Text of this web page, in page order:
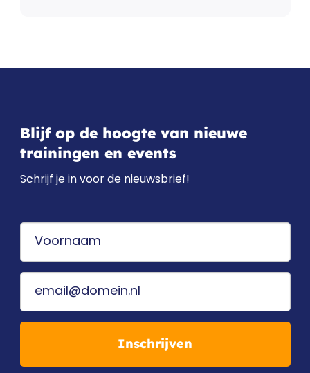
Blijf op de hoogte van nieuwe
trainingen en events
Schrijf je in voor de nieuwsbrief!
Inschrijven